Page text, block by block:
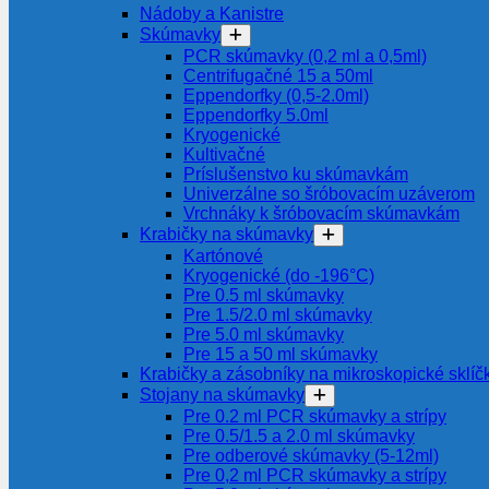
Nádoby a Kanistre
Skúmavky
PCR skúmavky (0,2 ml a 0,5ml)
Centrifugačné 15 a 50ml
Eppendorfky (0,5-2.0ml)
Eppendorfky 5.0ml
Kryogenické
Kultivačné
Príslušenstvo ku skúmavkám
Univerzálne so šróbovacím uzáverom
Vrchnáky k šróbovacím skúmavkám
Krabičky na skúmavky
Kartónové
Kryogenické (do -196°C)
Pre 0.5 ml skúmavky
Pre 1.5/2.0 ml skúmavky
Pre 5.0 ml skúmavky
Pre 15 a 50 ml skúmavky
Krabičky a zásobníky na mikroskopické
Stojany na skúmavky
Pre 0.2 ml PCR skúmavky a strípy
Pre 0.5/1.5 a 2.0 ml skúmavky
Pre odberové skúmavky (5-12ml)
Pre 0,2 ml PCR skúmavky a strípy